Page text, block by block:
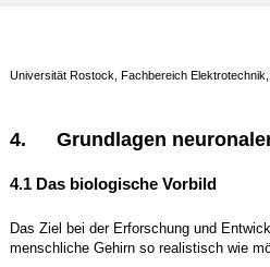
Universität Rostock, Fachbereich
4. Grundlagen
4.1 Das biologische Vorbild
Das Ziel bei der Erforschung und
menschliche Gehirn so realistisch wie